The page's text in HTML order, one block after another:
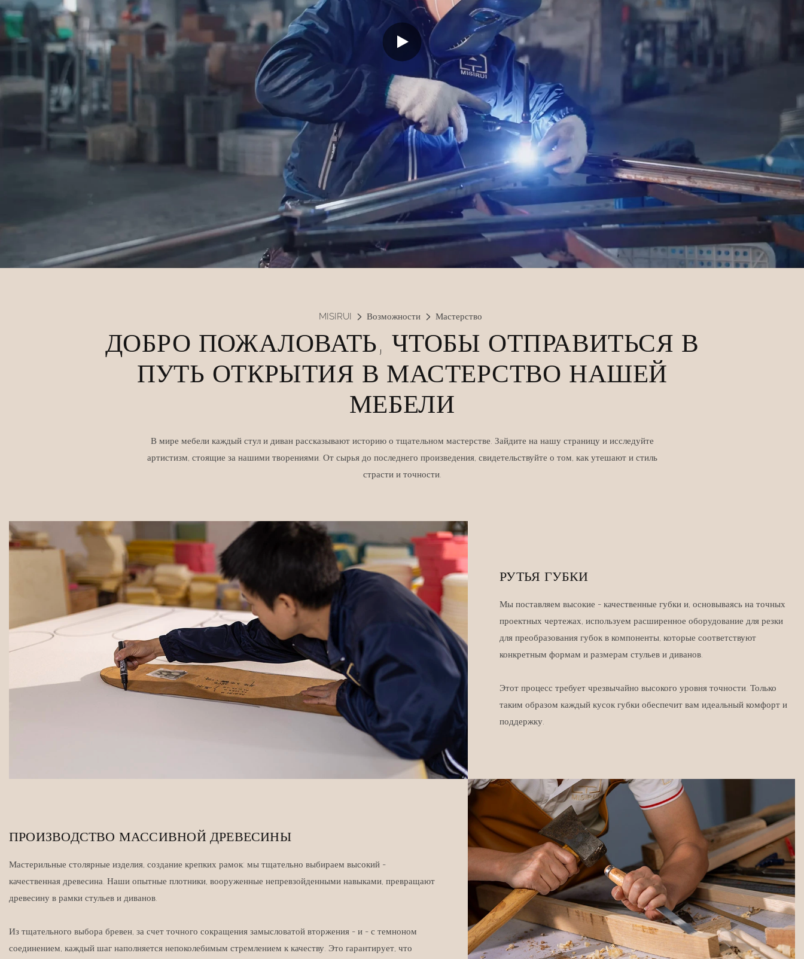
MISIRUI Возможности Мастерство
ДОБРО ПОЖАЛОВАТЬ, ЧТОБЫ ОТПРАВИТЬСЯ В
ПУТЬ ОТКРЫТИЯ В МАСТЕРСТВО НАШЕЙ
МЕБЕЛИ
В мире мебели каждый стул и диван рассказывают историю о тщательном мастерстве. Зайдите на нашу страницу и исследуйте
артистизм, стоящие за нашими творениями. От сырья до последнего произведения, свидетельствуйте о том, как утешают и стиль
страсти и точности.
РУТЬЯ ГУБКИ
Мы поставляем высокие - качественные губки и, основываясь на точных
проектных чертежах, используем расширенное оборудование для резки
для преобразования губок в компоненты, которые соответствуют
конкретным формам и размерам стульев и диванов.
Этот процесс требует чрезвычайно высокого уровня точности. Только
таким образом каждый кусок губки обеспечит вам идеальный комфорт и
поддержку.
ПРОИЗВОДСТВО МАССИВНОЙ ДРЕВЕСИНЫ
Мастерильные столярные изделия, создание крепких рамок: мы тщательно выбираем высокий -
качественная древесина. Наши опытные плотники, вооруженные непревзойденными навыками, превращают
древесину в рамки стульев и диванов.
Из тщательного выбора бревен, за счет точного сокращения замысловатой вторжения - и - с темноном
соединением, каждый шаг наполняется непоколебимым стремлением к качеству. Это гарантирует, что